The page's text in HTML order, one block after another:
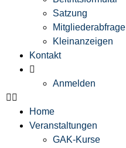
Satzung
Mitgliederabfrage
Kleinanzeigen
Kontakt
Anmelden
Home
Veranstaltungen
GAK-Kurse